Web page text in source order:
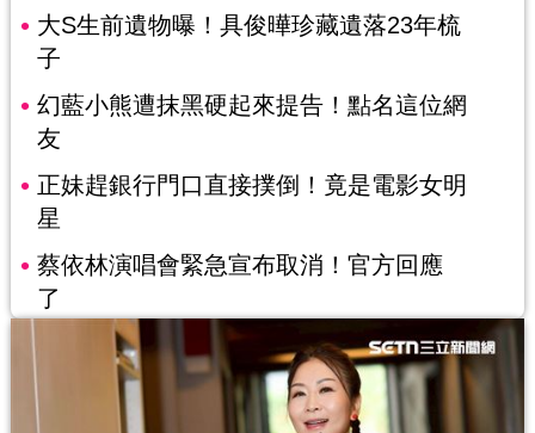
大S生前遺物曝！具俊曄珍藏遺落23年梳
子
幻藍小熊遭抹黑硬起來提告！點名這位網
友
正妹趕銀行門口直接撲倒！竟是電影女明
星
蔡依林演唱會緊急宣布取消！官方回應
了